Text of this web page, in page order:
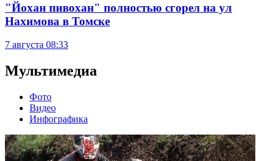
"Йохан пивохан" полностью сгорел на ул
Нахимова в Томске
7 августа 08:33
Мультимедиа
Фото
Видео
Инфографика